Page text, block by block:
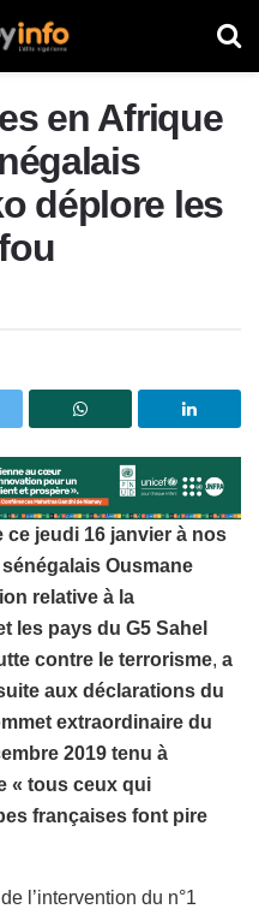
en Afrique
déplore les
ce jeudi 16 janvier à nos
Ousmane
relative à la
les pays du G5 Sahel
contre le terrorisme, a
aux déclarations du
extraordinaire du
2019 tenu à
« tous ceux qui
françaises font pire
l’intervention du n°1